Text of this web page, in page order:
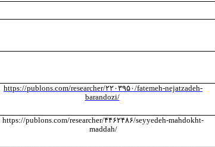
https://publons.com/researcher/۲۲۰۳۹۵۰/fatemeh-nejatzadeh-
barandozi/
https://publons.com/researcher/۴۴۶۲۴۸۶/seyyedeh-mahdokht-
maddah/